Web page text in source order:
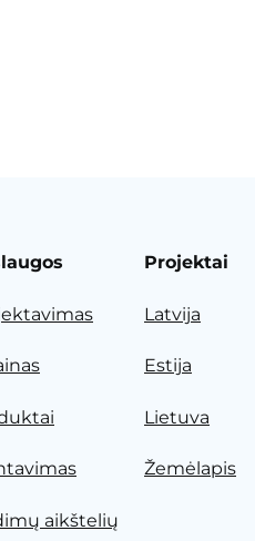
aikštelių
Projektai
Latvija
Estija
Lietuva
Žemėlapis